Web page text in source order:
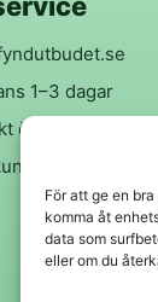
För att ge en
komma åt
data som
eller om du
1–3 dagar
över 299 kr
garanti